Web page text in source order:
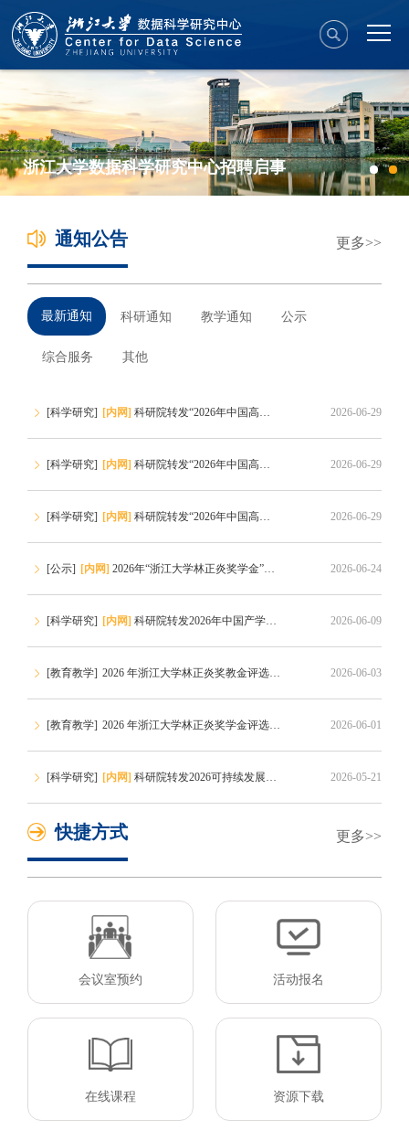
浙江大学数据科学研究中心招聘启事
通知公告 更多
最新通知 科研通知 教学通知 公示
综合服务 其他
[科学研究] [内网] 科研院转发“2026年中国高校产学研创新基金-多医云在线医疗数字化专项（二期）申请指南”的通知 2026-06-29
[科学研究] [内网] 科研院转发“2026年中国高校产学研创新基金-云中大学项目（三期）申请指南”的通知 2026-06-29
[科学研究] [内网] 科研院转发“2026年中国高校产学研创新基金-未来教育专项申请指南”的通知 2026-06-29
[公示] [内网] 2026年“浙江大学林正炎奖学金”获奖名单公示 2026-06-24
[科学研究] [内网] 科研院转发2026年中国产学研合作促进会科技创新奖申报通知 2026-06-09
[教育教学] 2026 年浙江大学林正炎奖教金评选通知 2026-06-03
[教育教学] 2026 年浙江大学林正炎奖学金评选通知 2026-06-01
[科学研究] [内网] 科研院转发2026可持续发展青年科学家奖申报通知 2026-05-21
快捷方式 更多
会议室预约 活动报名
在线课程 资源下载